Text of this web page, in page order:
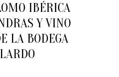
IBÉRICA
Y VINO
LA BODEGA